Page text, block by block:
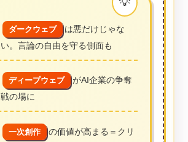
ダークウェブ
は悪だけじゃな
い。言論の自由を守る側面も
ディープウェブ
がAI企業の争奪
戦の場に
一次創作
の価値が高まる＝クリ